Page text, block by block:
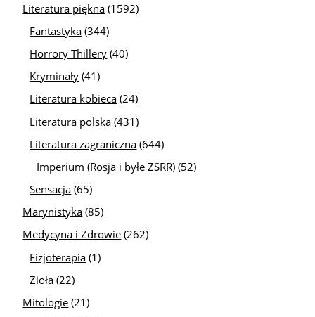
Literatura piękna (1592)
Fantastyka (344)
Horrory Thillery (40)
Kryminały (41)
Literatura kobieca (24)
Literatura polska (431)
Literatura zagraniczna (644)
Imperium (Rosja i byłe ZSRR) (52)
Sensacja (65)
Marynistyka (85)
Medycyna i Zdrowie (262)
Fizjoterapia (1)
Zioła (22)
Mitologie (21)